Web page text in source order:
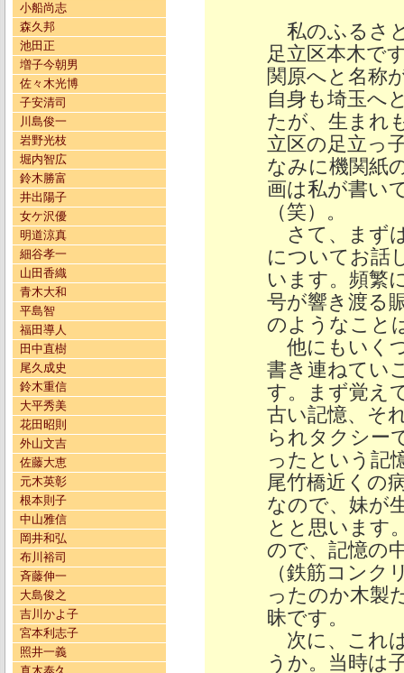
小船尚志
森久邦
池田正
増子今朝男
佐々木光博
子安清司
川島俊一
岩野光枝
堀内智広
鈴木勝富
井出陽子
女ケ沢優
明道涼真
細谷孝一
山田香織
青木大和
平島智
福田導人
田中直樹
尾久成史
鈴木重信
大平秀美
花田昭則
外山文吉
佐藤大恵
元木英彰
根本則子
中山雅信
岡井和弘
布川裕司
斉藤伸一
大島俊之
吉川かよ子
宮本利志子
照井一義
私のふるさ
足立区本木で
関原へと名称
自身も埼玉へ
たが、生まれ
立区の足立っ
なみに機関紙
画は私が書い
（笑）。
さて、まず
についてお話
います。頻繁
号が響き渡る
のようなこと
他にもいく
書き連ねてい
す。まず覚え
古い記憶、そ
られタクシー
ったという記
尾竹橋近くの
なので、妹が
とと思います
ので、記憶の
（鉄筋コンク
ったのか木製
昧です。
次に、これ
うか。当時は